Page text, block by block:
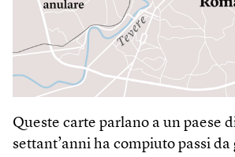
Queste carte parlano a un paese
settant’anni ha compiuto passi da